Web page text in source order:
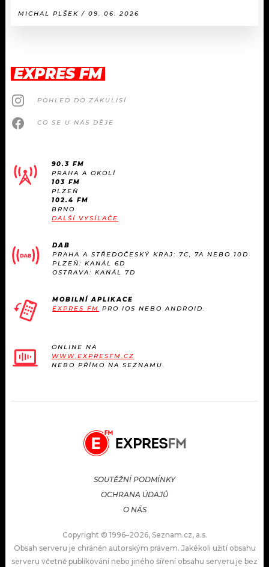
MICHAL PLŠEK / 09. 06. 2026
EXPRES FM
POHLED DO ZÁKULISÍ
CO SE U NÁS DĚJE
90.3 FM
PRAHA A OKOLÍ
103 FM
PLZEŇ
102.4 FM
BRNO
DALŠÍ VYSÍLAČE
DAB
PRAHA A STŘEDOČESKÝ KRAJ: 7C, 7A NEBO 10D
PLZEŇ: KANÁL 6D
OSTRAVA: KANÁL 7D
MOBILNÍ APLIKACE
EXPRES FM PRO IOS NEBO ANDROID.
ONLINE NA
WWW.EXPRESFM.CZ
NEBO PŘÍMO NA SEZNAMU.
SOUTĚŽNÍ PODMÍNKY
OCHRANA ÚDAJŮ
O NÁS
Copyright © 1996–2026, Seznam.cz, a.s.
Obsah serveru je chráněn autorským právem. Jakékoli užití obsahu
serveru včetně publikování nebo jiného šíření obsahu serveru je bez